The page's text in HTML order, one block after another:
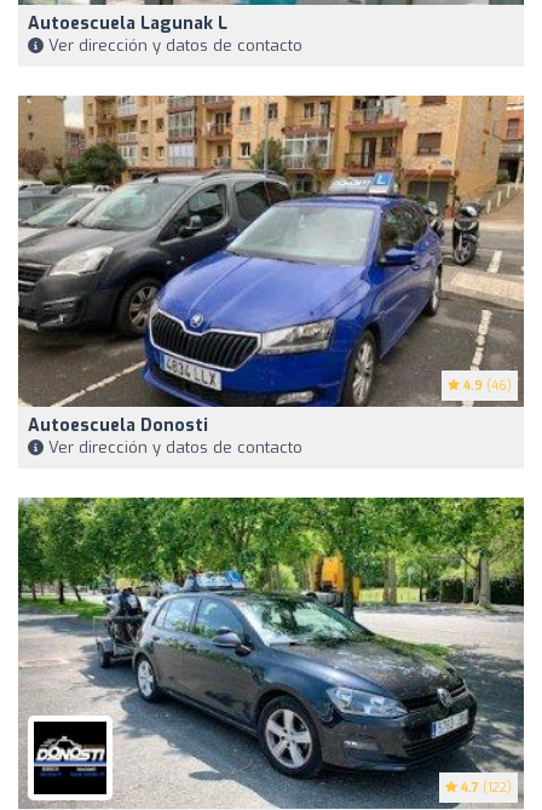
Autoescuela Lagunak L
Ver dirección y datos de contacto
4.9 (46)
Autoescuela Donosti
Ver dirección y datos de contacto
4.7 (122)